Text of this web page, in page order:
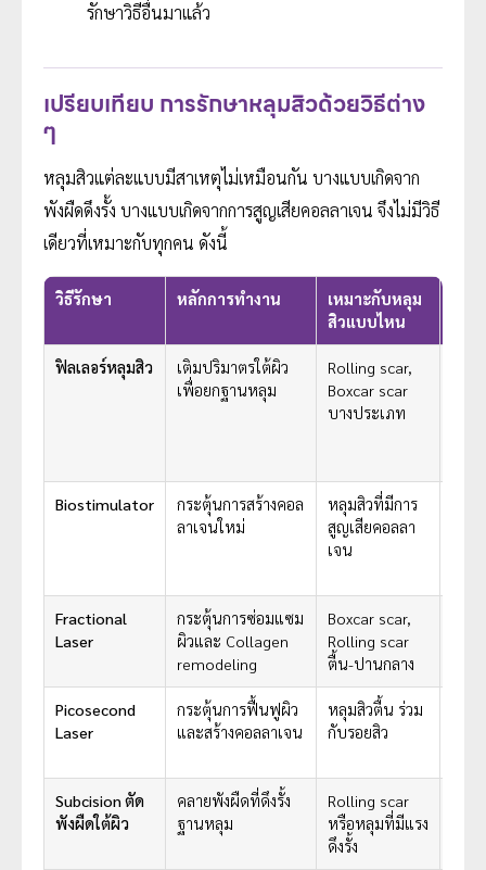
รักษาวิธีอื่นมาแล้ว
เปรียบเทียบ การรักษาหลุมสิวด้วยวิธีต่าง
ๆ
หลุมสิวแต่ละแบบมีสาเหตุไม่เหมือนกัน บางแบบเกิดจาก
พังผืดดึงรั้ง บางแบบเกิดจากการสูญเสียคอลลาเจน จึงไม่มีวิธี
เดียวที่เหมาะกับทุกคน ดังนี้
วิธีรักษา หลักการทำงาน
เหมาะกับหลุม
สิวแบบไหน
ฟิลเลอร์หลุมสิว
เติมปริมาตรใต้ผิว
เพื่อยกฐานหลุม
Rolling scar,
Boxcar scar
บางประเภท
Biostimulator
กระตุ้นการสร้างคอล
ลาเจนใหม่
หลุมสิวที่มีการ
สูญเสียคอลลา
เจน
Fractional
Laser
กระตุ้นการซ่อมแซม
ผิวและ Collagen
remodeling
Boxcar scar,
Rolling scar
ตื้น-ปานกลาง
Picosecond
Laser
กระตุ้นการฟื้นฟูผิว
และสร้างคอลลาเจน
หลุมสิวตื้น ร่วม
กับรอยสิว
Subcision ตัด
พังผืดใต้ผิว
คลายพังผืดที่ดึงรั้ง
ฐานหลุม
Rolling scar
หรือหลุมที่มีแรง
ดึงรั้ง